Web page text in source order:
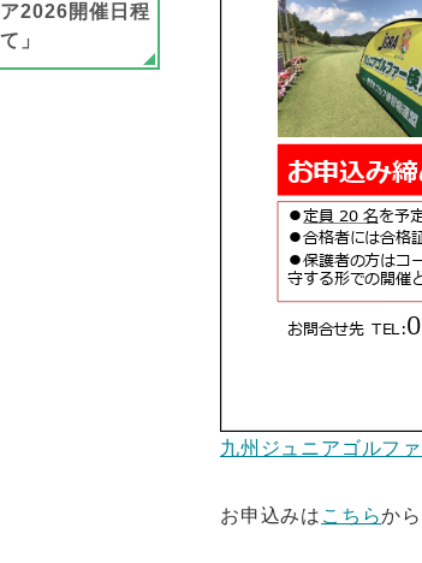
九州ジュニアゴルフ
お申込みは こちらか
2026開催日程
」